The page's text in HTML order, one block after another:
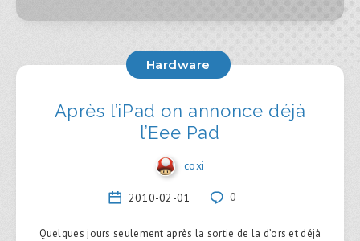
Hardware
Après l’iPad on annonce déjà
l’Eee Pad
coxi
2010-02-01 0
Quelques jours seulement après la sortie de la d’ors et déjà